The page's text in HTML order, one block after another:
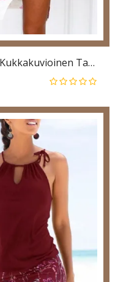
Satunnainen Kukkakuvioinen Takaton V-Kaula-Aukkoinen Halkiohihaton Minimekko